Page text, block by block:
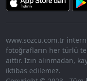
www.sozcu.com.tr
fotoğrafların her türlü
aittir. İzin alınmadan,
iktibas edilemez.